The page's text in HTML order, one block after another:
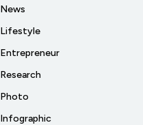
News
Lifestyle
Entrepreneur
Research
Photo
Infographic